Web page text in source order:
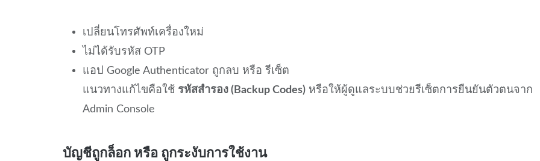
เปลี่ยนโทรศัพท์เครื่องใหม่
ไม่ได้รับรหัส OTP
แอป Google Authenticator ถูกลบ หรือ รีเซ็ต
แนวทางแก้ไขคือใช้ รหัสสำรอง (Backup Codes)หรือให้ผู้ดูแลระบบช่วยรีเซ็ตการยืนยันตัวตนจาก
Admin Console
บัญชีถูกล็อก หรือ ถูกระงับการใช้งาน